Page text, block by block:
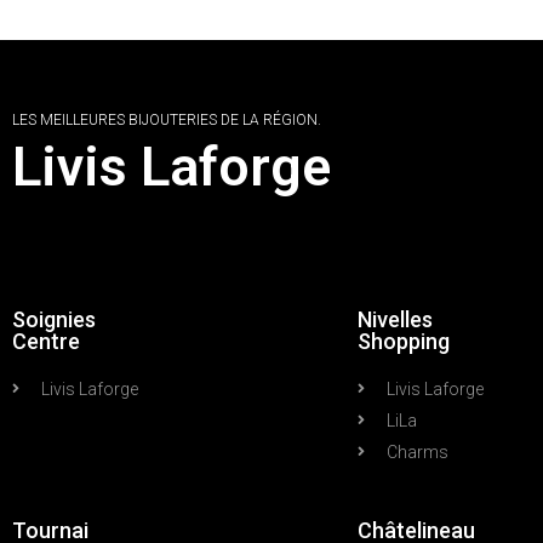
LES MEILLEURES BIJOUTERIES DE LA RÉGION.
Livis Laforge
Soignies
Centre
Livis Laforge
Nivelles
Shopping
Livis Laforge
LiLa
Charms
Tournai
Châtelineau